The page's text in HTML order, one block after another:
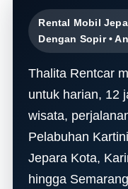
Rental Mobil
Dengan Sopir •
Thalita Rentcar
untuk harian, 12
wisata,
Pelabuhan
Jepara Kota,
hingga